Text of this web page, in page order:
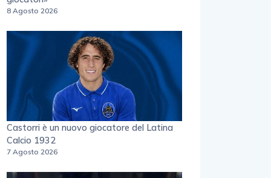
8 Agosto 2026
Castorri è un nuovo giocatore del Latina
Calcio 1932
7 Agosto 2026